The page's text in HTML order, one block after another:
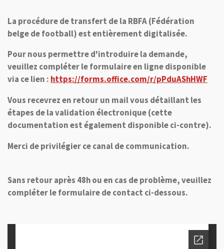
La procédure de transfert de la RBFA (Fédération
belge de football) est entièrement digitalisée.
Pour nous permettre d'introduire la demande,
veuillez compléter le formulaire en ligne disponible
via ce lien : https://forms.office.com/r/pPduAShHWF
Vous recevrez en retour un mail vous détaillant les
étapes de la validation électronique (cette
documentation est également disponible ci-contre).
Merci de privilégier ce canal de communication.
Sans retour après 48h ou en cas de problème, veuillez
compléter le formulaire de contact ci-dessous.